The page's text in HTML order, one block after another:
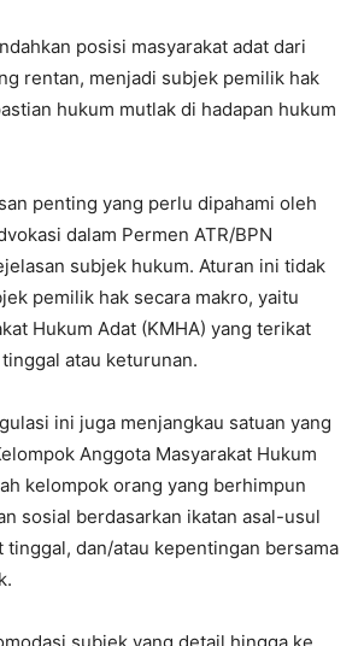
posisi masyarakat adat dari
rentan, menjadi subjek pemilik hak
hukum mutlak di hadapan hukum
penting yang perlu dipahami oleh
dalam Permen ATR/BPN
subjek hukum. Aturan ini tidak
pemilik hak secara makro, yaitu
Hukum Adat (KMHA) yang terikat
atau keturunan.
ini juga menjangkau satuan yang
Anggota Masyarakat Hukum
kelompok orang yang berhimpun
sosial berdasarkan ikatan asal-usul
tinggal, dan/atau kepentingan bersama